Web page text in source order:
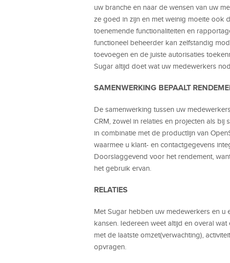
uw branche en naar de wensen van uw
ze goed in zijn en met weinig moeite ook
toenemende functionaliteiten en
functioneel beheerder kan zelfstandig
toevoegen en de juiste autorisaties
Sugar altijd doet wat uw medewerkers
SAMENWERKING BEPAALT
De samenwerking tussen uw
CRM, zowel in relaties en projecten als bij
in combinatie met de productlijn van
waarmee u klant- en contactgegevens
Doorslaggevend voor het rendement,
het gebruik ervan.
RELATIES
Met Sugar hebben uw medewerkers en
kansen. Iedereen weet altijd en overal
met de laatste omzet(verwachting),
opvragen.